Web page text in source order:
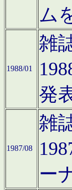
ム
1988/01
雑
発
1987/08
雑
ー